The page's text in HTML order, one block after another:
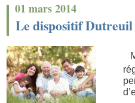
01 mars 2014
Le dispositif Dutreuil